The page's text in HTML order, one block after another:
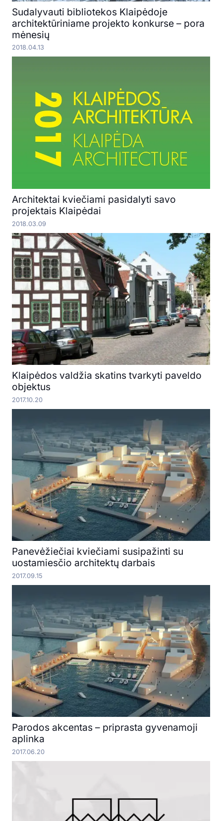
Sudalyvauti bibliotekos Klaipėdoje
architektūriniame projekto konkurse – pora
mėnesių
2018.04.13
Architektai kviečiami pasidalyti savo
projektais Klaipėdai
2018.03.09
Klaipėdos valdžia skatins tvarkyti paveldo
objektus
2017.10.20
Panevėžiečiai kviečiami susipažinti su
uostamiesčio architektų darbais
2017.09.15
Parodos akcentas – priprasta gyvenamoji
aplinka
2017.06.20